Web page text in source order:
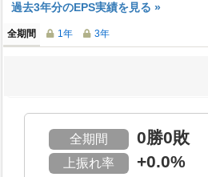
過去3年分のEPS実績を見る »
全期間 1年 3年
全期間 0勝0敗
上振れ率 +0.0%